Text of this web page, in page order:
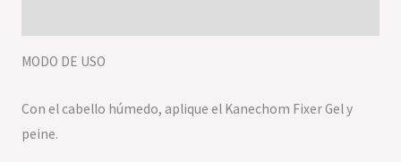
MODO DE USO
Con el cabello húmedo, aplique el Kanechom Fixer Gel y
peine.